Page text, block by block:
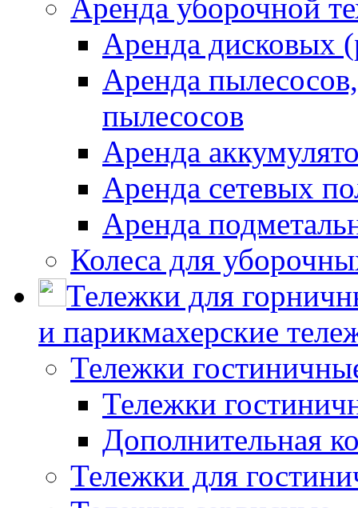
Аренда уборочной
Аренда дисковых
Аренда
пылесосов
Аренда
Аренда сетевых
Аренда
Колеса для
Тележки для
и парикмахерские
Тележки
Тележки
Дополнительная
Тележки для